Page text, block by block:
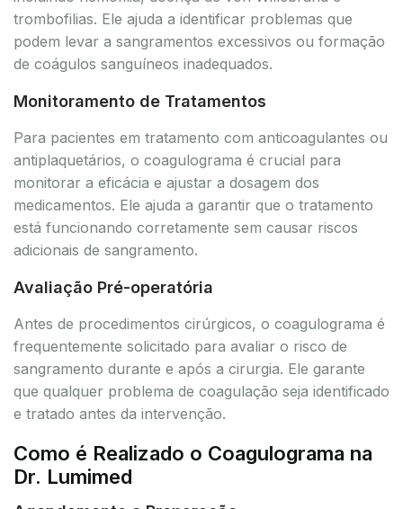
trombofilias. Ele ajuda a identificar problemas que
podem levar a sangramentos excessivos ou formação
de coágulos sanguíneos inadequados.
Monitoramento de Tratamentos
Para pacientes em tratamento com anticoagulantes ou
antiplaquetários, o coagulograma é crucial para
monitorar a eficácia e ajustar a dosagem dos
medicamentos. Ele ajuda a garantir que o tratamento
está funcionando corretamente sem causar riscos
adicionais de sangramento.
Avaliação Pré-operatória
Antes de procedimentos cirúrgicos, o coagulograma é
frequentemente solicitado para avaliar o risco de
sangramento durante e após a cirurgia. Ele garante
que qualquer problema de coagulação seja identificado
e tratado antes da intervenção.
Como é Realizado o Coagulograma na
Dr. Lumimed